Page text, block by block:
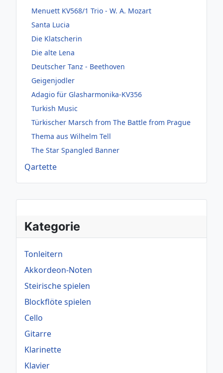
Kategorie
Tonleitern
Akkordeon-Noten
Steirische spielen
Blockflöte spielen
Cello
Gitarre
Klarinette
Klavier
Menuett KV568/1 Trio - W. A. Mozart
Santa Lucia
Die Klatscherin
Die alte Lena
Deutscher Tanz - Beethoven
Geigenjodler
Adagio für Glasharmonika-KV356
Turkish Music
Türkischer Marsch from The Battle from Prague
Thema aus Wilhelm Tell
The Star Spangled Banner
Qartette